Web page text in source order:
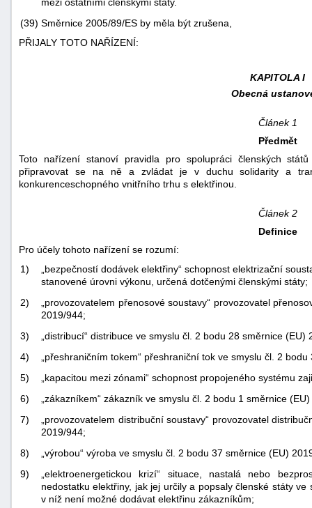
mezi ostatními členskými státy.
(39) Směrnice 2005/89/ES by měla být zrušena,
PŘIJALY TOTO NAŘÍZENÍ:
KAPITOLA I
Obecná
Článek 1
Předmět
Toto nařízení stanoví pravidla pro spolupráci členských
připravovat se na ně a zvládat je v duchu solidarity a
konkurenceschopného vnitřního trhu s elektřinou.
Článek 2
Definice
Pro účely tohoto nařízení se rozumí:
1)
„bezpečností dodávek elektřiny“ schopnost elektrizační
stanovené úrovni výkonu, určená dotčenými členskými státy;
2)
„provozovatelem přenosové soustavy“ provozovatel
2019/944;
3)
„distribucí“ distribuce ve smyslu čl. 2 bodu 28 směrnice (EU)
4)
„přeshraničním tokem“ přeshraniční tok ve smyslu čl. 2
5)
„kapacitou mezi zónami“ schopnost propojeného systému
6)
„zákazníkem“ zákazník ve smyslu čl. 2 bodu 1 směrnice
7)
„provozovatelem distribuční soustavy“ provozovatel
2019/944;
8)
„výrobou“ výroba ve smyslu čl. 2 bodu 37 směrnice (EU)
9)
„elektroenergetickou krizí“ situace, nastalá nebo
nedostatku elektřiny, jak jej určily a popsaly členské státy
v níž není možné dodávat elektřinu zákazníkům;